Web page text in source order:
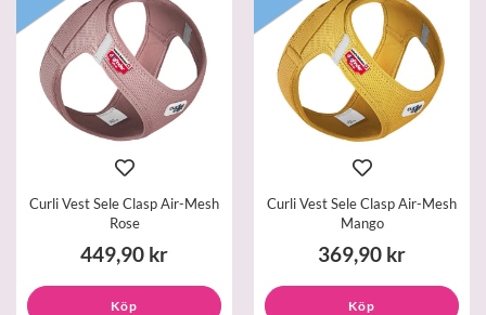
Curli Vest Sele Clasp Air-Mesh
Rose
449,90 kr
Köp
Curli Vest Sele Clasp Air-Mesh
Mango
369,90 kr
Köp